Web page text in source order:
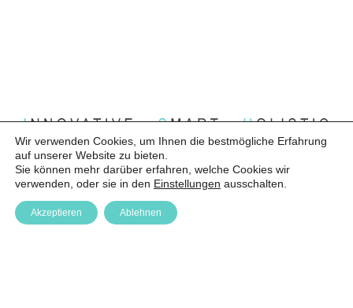
Anfrage
Wir verwenden Cookies, um Ihnen die bestmögliche Erfahrung
auf unserer Website zu bieten.
Sie können mehr darüber erfahren, welche Cookies wir
verwenden, oder sie in den Einstellungen ausschalten.
Akzeptieren Ablehnen